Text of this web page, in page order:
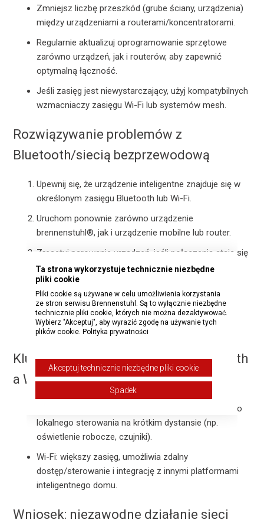
Zmniejsz liczbę przeszkód (grube ściany, urządzenia)
między urządzeniami a routerami/koncentratorami.
Regularnie aktualizuj oprogramowanie sprzętowe
zarówno urządzeń, jak i routerów, aby zapewnić
optymalną łączność.
Jeśli zasięg jest niewystarczający, użyj kompatybilnych
wzmacniaczy zasięgu Wi-Fi lub systemów mesh.
Rozwiązywanie problemów z
Bluetooth/siecią bezprzewodową
Upewnij się, że urządzenie inteligentne znajduje się w
określonym zasięgu Bluetooth lub Wi-Fi.
Uruchom ponownie zarówno urządzenie
brennenstuhl®, jak i urządzenie mobilne lub router.
Zresetuj parowanie urządzeń, jeśli połączenia stają się
niestabilne.
Sprawdź dostępność aktualizacji aplikacji,
oprogramowania układowego lub systemu
operacyjnego na wszystkich odpowiednich
urządzeniach.
Kluczowe różnice: urządzenia Bluetooth
a Wi-Fi
Bluetooth: łatwe, bezpośrednie parowanie, idealne do
lokalnego sterowania na krótkim dystansie (np.
oświetlenie robocze, czujniki).
Wi-Fi: większy zasięg, umożliwia zdalny
dostęp/sterowanie i integrację z innymi platformami
inteligentnego domu.
Wniosek: niezawodne działanie sieci
Ta strona wykorzystuje technicznie niezbędne
pliki cookie
Pliki cookie są używane w celu umożliwienia korzystania
ze stron serwisu Brennenstuhl. Są to wyłącznie niezbędne
technicznie pliki cookie, których nie można dezaktywować.
Wybierz "Akceptuj", aby wyrazić zgodę na używanie tych
plików cookie. Polityka prywatności
Akceptuj technicznie niezbędne pliki cookie
Spadek